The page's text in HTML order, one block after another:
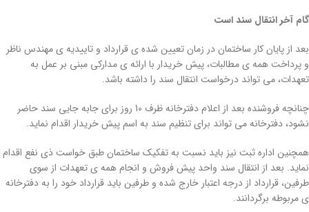
گام آخر انتقال سند است
بعد از پایان کار ساختمان در زمان تعیین شده ی قرارداد و تاییدیه ی مهندس ناظر
و پرداخت همه ی مطالبات، پیش خریدار با ارائه ی مدارکی مبنی بر عمل به
تعهدات، می تواند درخواست انتقال سند را داشته باشد.
چنانچه فروشنده بعد از اعلام دفترخانه ظرف 10 روز برای جابه جایی سند حاضر
نشود، دفترخانه می تواند برای تنظیم سند به اسم پیش خریدار اقدام نماید.
همچنین اداره ثبت نیز باید نسبت به تفکیک ساختمان طبق خواست ذی نفع اقدام
نماید. بعد از انتقال سند واحد پیش فروش و انجام همه ی تعهدات از سوی
طرفین، قرارداد از درجه اعتبار خارج شده و طرفین باید قرارداد خود را به دفترخانه
ی مربوطه برگردانند.